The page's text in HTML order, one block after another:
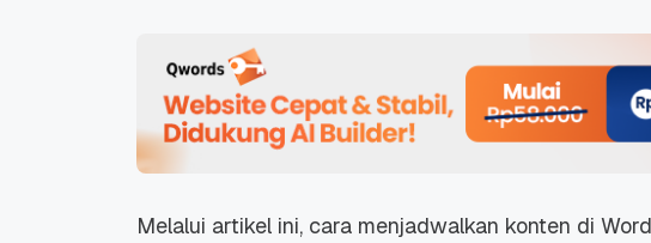
Melalui artikel ini, cara menjadwalkan konten di